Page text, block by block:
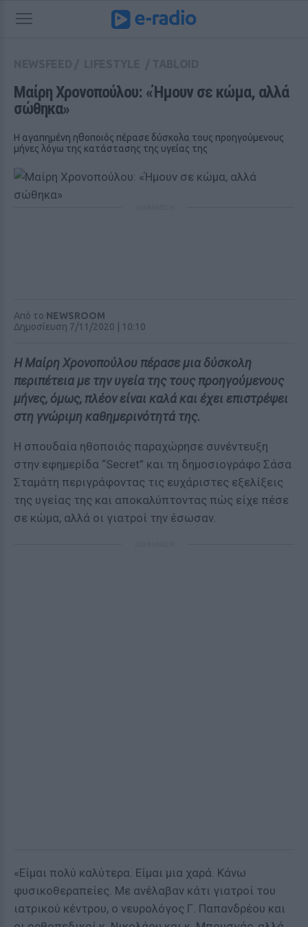
Μαίρη Χρονοπούλου: «Ήμουν σε κώμα, αλλά
σώθηκα»
Η αγαπημένη ηθοποιός πέρασε δύσκολα τους προηγούμενους
μήνες λόγω της κατάστασης της υγείας της
Από το NEWSROOM
Δημοσίευση 7/11/2020 | 10:10
Η Μαίρη Χρονοπούλου πέρασε μια δύσκολη
περιπέτεια με την υγεία της τους προηγούμενους
μήνες, όμως, πλέον είναι καλά και έχει επιστρέψει
στη γνώριμη καθημερινότητά της.
Η σπουδαία ηθοποιός παραχώρησε συνέντευξη
στην εφημερίδα “Secret” και τη δημοσιογράφο Σάσα
Σταμάτη περιγράφοντας τις ευχάριστες εξελίξεις
της υγείας της και αποκαλύπτοντας πώς είχε πέσε
σε κώμα, αλλά οι γιατροί την έσωσαν.
«Είμαι πολύ καλύτερα. Είμαι μια χαρά. Κάνω
φυσικοθεραπείες. Με ανέλαβαν κάτι γιατροί του
ιατρικού κέντρου, ο νευρολόγος Γ. Παπανδρέου και